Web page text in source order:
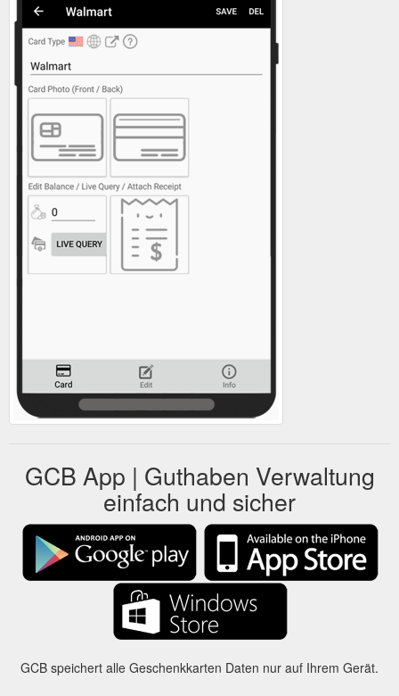
GCB App | Guthaben Verwaltung
einfach und sicher
GCB speichert alle Geschenkkarten Daten nur auf Ihrem Gerät.